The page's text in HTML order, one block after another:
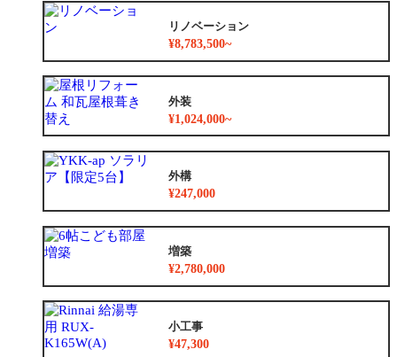
リノベーション
¥8,783,500~
外装
¥1,024,000~
外構
¥247,000
増築
¥2,780,000
小工事
¥47,300